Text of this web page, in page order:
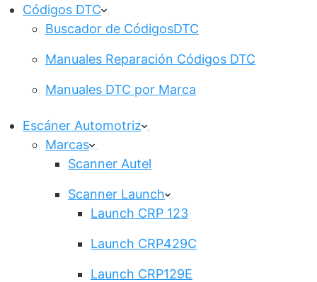
Códigos DTC
Buscador de CódigosDTC
Manuales Reparación Códigos DTC
Manuales DTC por Marca
Escáner Automotriz
Marcas
Scanner Autel
Scanner Launch
Launch CRP 123
Launch CRP429C
Launch CRP129E